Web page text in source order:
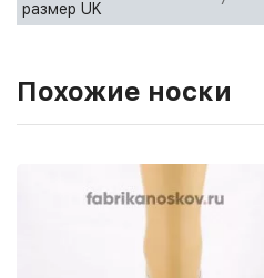
размер UK
Похожие носки